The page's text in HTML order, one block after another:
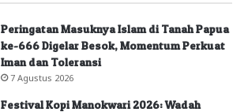
Peringatan Masuknya Islam di Tanah Papua
ke-666 Digelar Besok, Momentum Perkuat
Iman dan Toleransi
7 Agustus 2026
Festival Kopi Manokwari 2026: Wadah